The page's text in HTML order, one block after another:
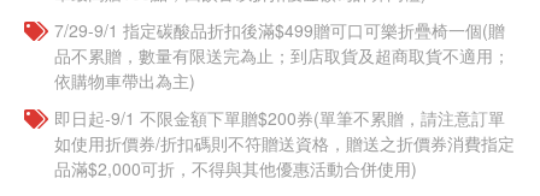
7/29-9/1 指定碳酸品折扣後滿$499贈可口可樂折疊椅一個(贈
品不累贈，數量有限送完為止；到店取貨及超商取貨不適用；
依購物車帶出為主)
即日起-9/1 不限金額下單贈$200券(單筆不累贈，請注意訂單
如使用折價券/折扣碼則不符贈送資格，贈送之折價券消費指定
品滿$2,000可折，不得與其他優惠活動合併使用)